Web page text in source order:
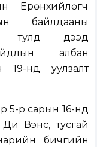
Ерөнхийлөгч
байлдааны
тулд дээд
албан
19-нд уулзалт
5-р сарын 16-нд
Вэнс, тусгай
бичгийн